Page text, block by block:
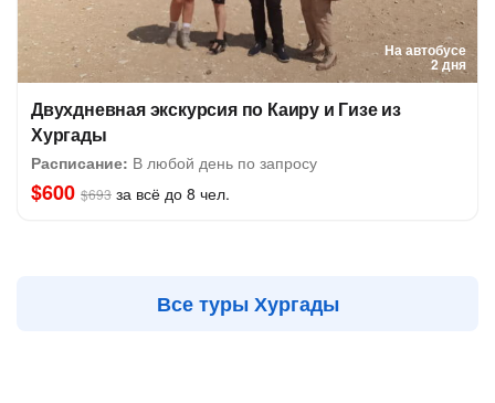
На автобусе
2 дня
Двухдневная экскурсия по Каиру и Гизе из
Хургады
Расписание: В любой день по запросу
$600 $693 за всё до 8 чел.
Все туры Хургады